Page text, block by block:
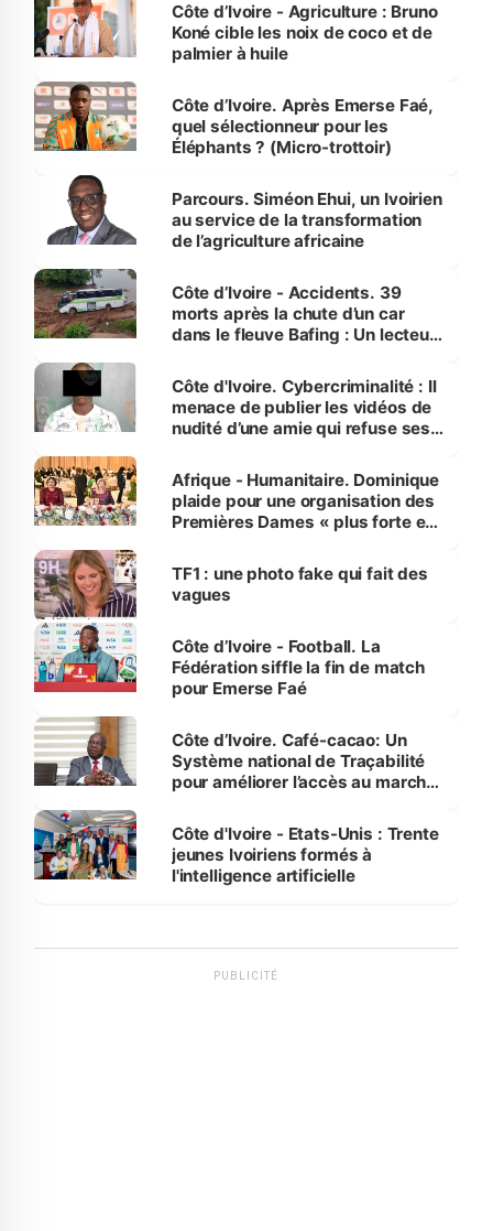
Côte d’Ivoire - Agriculture : Bruno
Koné cible les noix de coco et de
palmier à huile
Côte d’Ivoire. Après Emerse Faé,
quel sélectionneur pour les
Éléphants ? (Micro-trottoir)
Parcours. Siméon Ehui, un Ivoirien
au service de la transformation
de l’agriculture africaine
Côte d’Ivoire - Accidents. 39
morts après la chute d’un car
dans le fleuve Bafing : Un lecteur
des Transports
Côte d'Ivoire. Cybercriminalité : Il
menace de publier les vidéos de
nudité d’une amie qui refuse ses
Afrique - Humanitaire. Dominique
plaide pour une organisation des
Premières Dames « plus forte et
sur la scène internationale »
TF1 : une photo fake qui fait des
vagues
Côte d’Ivoire - Football. La
Fédération siffle la fin de match
pour Emerse Faé
Côte d’Ivoire. Café-cacao: Un
Système national de Traçabilité
pour améliorer l’accès au marché
Côte d'Ivoire - Etats-Unis : Trente
jeunes Ivoiriens formés à
l'intelligence artificielle
PUBLICITÉ